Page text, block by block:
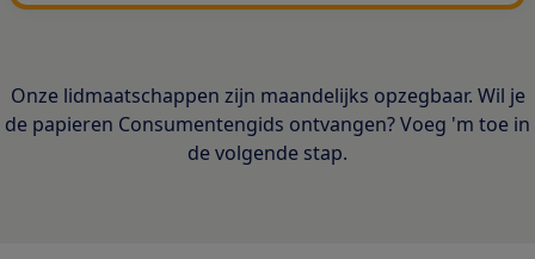
Onze lidmaatschappen zijn maandelijks opzegbaar. Wil je
de papieren Consumentengids ontvangen? Voeg 'm toe in
de volgende stap.